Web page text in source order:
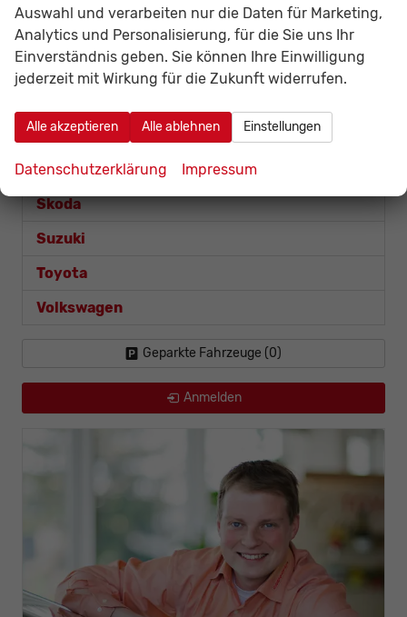
Opel
Renault
Kangoo
Seat
Skoda
Suzuki
Toyota
Volkswagen
Geparkte Fahrzeuge (0)
Anmelden
Auswahl und verarbeiten nur die Daten für Marketing,
Analytics und Personalisierung, für die Sie uns Ihr
Einverständnis geben. Sie können Ihre Einwilligung
jederzeit mit Wirkung für die Zukunft widerrufen.
Alle akzeptieren Alle ablehnen Einstellungen
Datenschutzerklärung Impressum